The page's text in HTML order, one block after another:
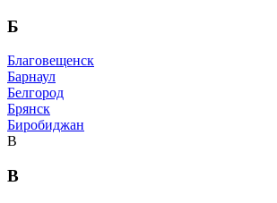
Б
Благовещенск
Барнаул
Белгород
Брянск
Биробиджан
В
В